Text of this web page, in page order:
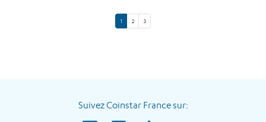
1 2 3
Suivez Coinstar France sur: